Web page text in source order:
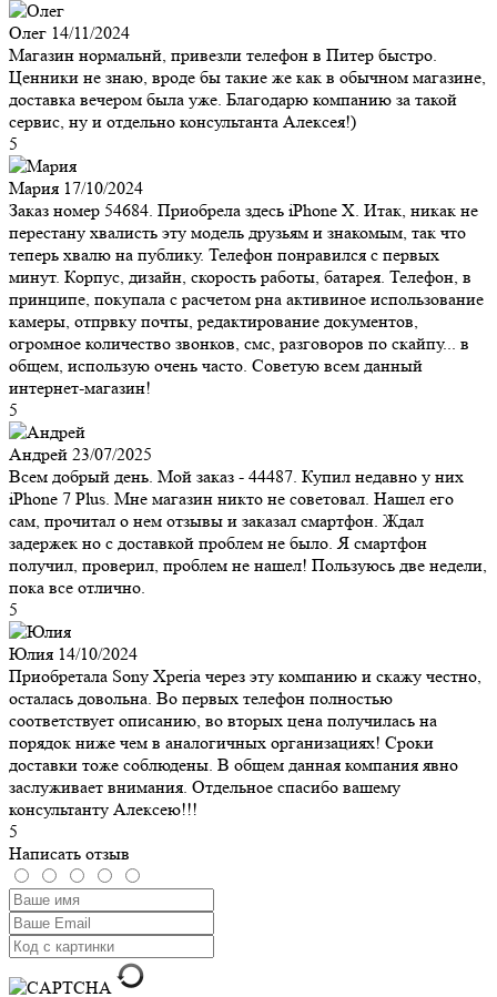
Олег 14/11/2024
Магазин нормальнй, привезли телефон в Питер быстро.
Ценники не знаю, вроде бы такие же как в обычном магазине,
доставка вечером была уже. Благодарю компанию за такой
сервис, ну и отдельно консультанта Алексея!)
5
Мария 17/10/2024
Заказ номер 54684. Приобрела здесь iPhone X. Итак, никак не
перестану хвалисть эту модель друзьям и знакомым, так что
теперь хвалю на публику. Телефон понравился с первых
минут. Корпус, дизайн, скорость работы, батарея. Телефон, в
принципе, покупала с расчетом рна активиное использование
камеры, отпрвку почты, редактирование документов,
огромное количество звонков, смс, разговоров по скайпу... в
общем, использую очень часто. Советую всем данный
интернет-магазин!
5
Андрей 23/07/2025
Всем добрый день. Мой заказ - 44487. Купил недавно у них
iPhone 7 Plus. Мне магазин никто не советовал. Нашел его
сам, прочитал о нем отзывы и заказал смартфон. Ждал
задержек но с доставкой проблем не было. Я смартфон
получил, проверил, проблем не нашел! Пользуюсь две недели,
пока все отлично.
5
Юлия 14/10/2024
Приобретала Sony Xperia через эту компанию и скажу честно,
осталась довольна. Во первых телефон полностью
соответствует описанию, во вторых цена получилась на
порядок ниже чем в аналогичных организациях! Сроки
доставки тоже соблюдены. В общем данная компания явно
заслуживает внимания. Отдельное спасибо вашему
консультанту Алексею!!!
5
Написать отзыв